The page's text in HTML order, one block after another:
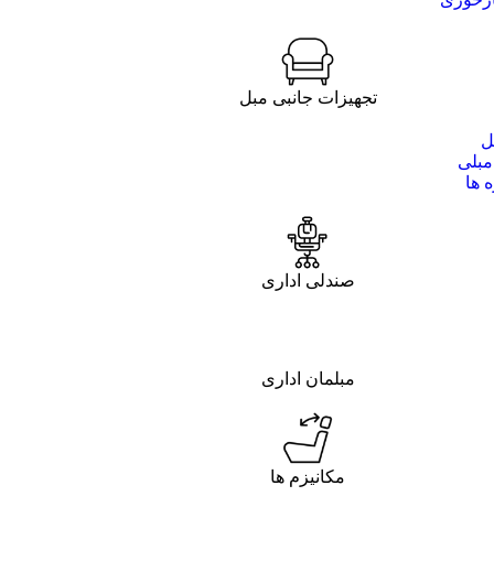
تجهیزات جانبی مبل
ها
صندلی اداری
مبلمان اداری
مکانیزم ها